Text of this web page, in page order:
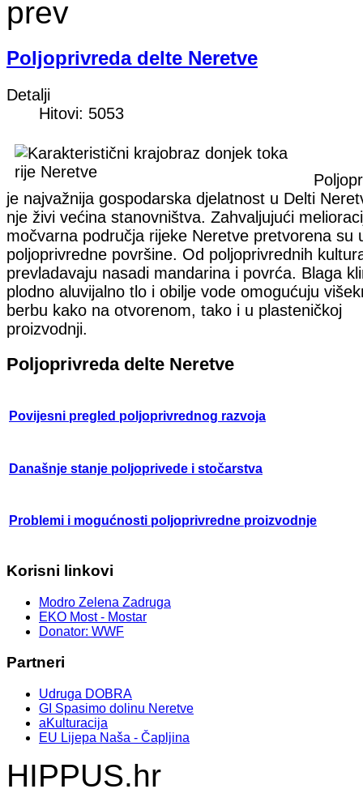
prev
Poljoprivreda delte Neretve
Detalji
Hitovi: 5053
je najvažnija gospodarska djelatnost u Delti
nje živi većina stanovništva. Zahvaljujući
močvarna područja rijeke Neretve pretvorena su
poljoprivredne površine. Od poljoprivrednih
prevladavaju nasadi mandarina i povrća. Blaga
plodno aluvijalno tlo i obilje vode omogućuju
berbu kako na otvorenom, tako i u plasteničkoj
proizvodnji.
Poljoprivreda delte Neretve
Povijesni pregled poljoprivrednog razvoja
Današnje stanje poljoprivede i stočarstva
Problemi i mogućnosti poljoprivredne proizvodnje
Korisni linkovi
Modro Zelena Zadruga
EKO Most - Mostar
Donator: WWF
Partneri
Udruga DOBRA
GI Spasimo dolinu Neretve
aKulturacija
EU Lijepa Naša - Čapljina
HIPPUS.hr